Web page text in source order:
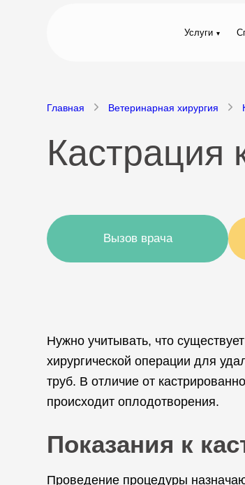
Услуги
Главная Ветеринарная хирургия
Кастрация
Вызов врача
Нужно учитывать, что
хирургической операции для
труб. В отличие от
происходит оплодотворения.
Показания к
Проведение процедуры